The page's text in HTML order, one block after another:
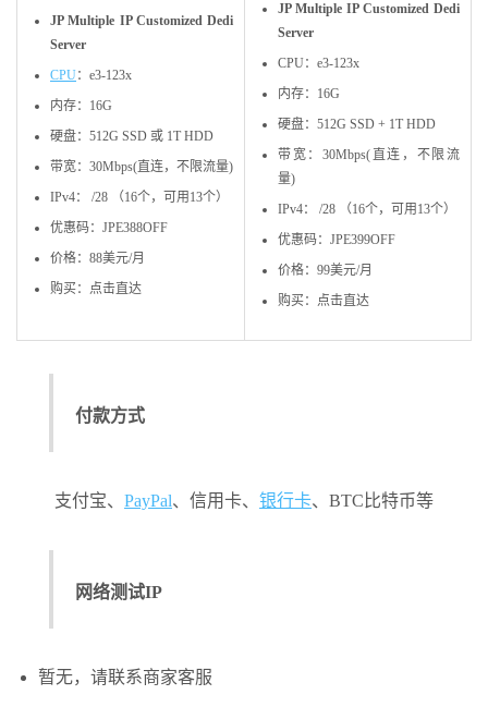
JP Multiple IP Customized Dedi
Server
CPU：e3-123x
内存：16G
硬盘：512G SSD 或 1T HDD
带宽：30Mbps(直连，不限流量)
IPv4： /28 （16个，可用13个）
优惠码：JPE388OFF
价格：88美元/月
购买：点击直达
JP Multiple IP Customized Dedi
Server
CPU：e3-123x
内存：16G
硬盘：512G SSD + 1T HDD
带宽：30Mbps(直连，不限流
量)
IPv4： /28 （16个，可用13个）
优惠码：JPE399OFF
价格：99美元/月
购买：点击直达
付款方式
支付宝、 PayPal、信用卡、 银行卡、BTC比特币等
网络测试IP
暂无，请联系商家客服